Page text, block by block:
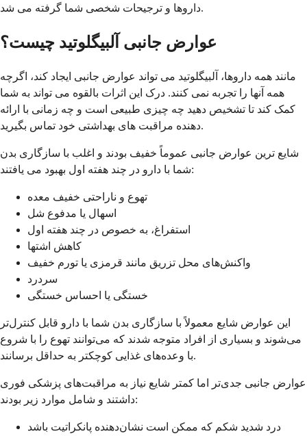
داروها و ترجیحات شخصی شما گرفته می شد.
عوارض جانبی آلبیگلوتید چیست؟
مانند همه داروها، آلبیگلوتید می تواند عوارض جانبی ایجاد کند، اگرچه
همه آنها را تجربه نمی کنند. درک این اثرات بالقوه می تواند به شما
کمک کند تا تشخیص دهید چه چیزی طبیعی است و چه زمانی با ارائه
دهنده مراقبت های بهداشتی خود تماس بگیرید.
شایع ترین عوارض جانبی عموماً خفیف بودند و اغلب با سازگاری بدن
شما با دارو در چند هفته اول بهبود می یافتند:
تهوع و ناراحتی خفیف معده
اسهال یا مدفوع شل
استفراغ، به خصوص در چند هفته اول
کاهش اشتها
واکنش‌های محل تزریق مانند قرمزی یا تورم خفیف
سردرد
خستگی یا احساس خستگی
این عوارض شایع معمولاً با سازگاری بدن شما با دارو قابل کنترل‌تر
می‌شوند و بسیاری از افراد متوجه شدند که می‌توانند تهوع را با شروع
با وعده‌های غذایی کوچکتر به حداقل برسانند.
عوارض جانبی جدی‌تر اما کمتر شایع نیاز به مراقبت‌های پزشکی فوری
داشتند و شامل موارد زیر بودند:
درد شدید شکم که ممکن است نشان‌دهنده پانکراتیت باشد